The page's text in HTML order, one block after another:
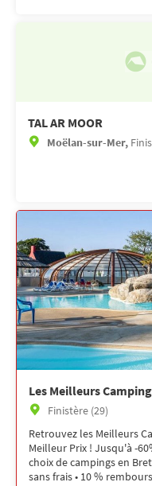
TAL AR MOOR
Moëlan-sur-Mer,
Les Meilleurs
Finistère (29)
Retrouvez les Meilleurs
Meilleur Prix ! Jusqu'à -
choix de campings en
sans frais • 10 %